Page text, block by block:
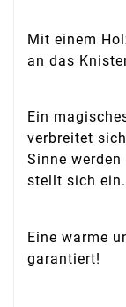
Mit einem
an das
Ein
verbreitet
Sinne
stellt sich ein.
Eine warme
garantiert!